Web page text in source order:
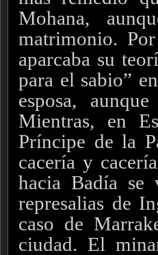
Mohana,
matrimonio.
aparcaba su
para el sabio”
esposa,
Mientras, en
Príncipe de la
cacería y
hacia Badía
represalias de
caso de
ciudad. El